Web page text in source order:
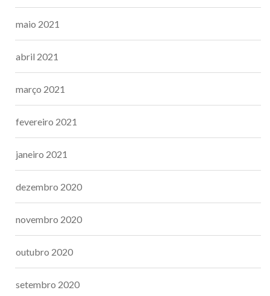
maio 2021
abril 2021
março 2021
fevereiro 2021
janeiro 2021
dezembro 2020
novembro 2020
outubro 2020
setembro 2020